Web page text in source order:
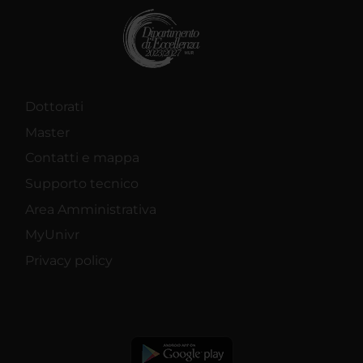
Dottorati
Master
Contatti e mappa
Supporto tecnico
Area Amministrativa
MyUnivr
Privacy policy